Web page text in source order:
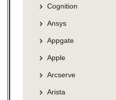
Cognition
Ansys
Appgate
Apple
Arcserve
Arista